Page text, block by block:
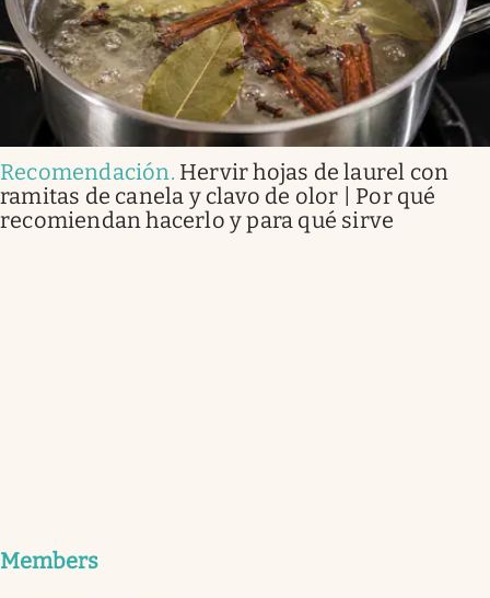
Recomendación. Hervir hojas de laurel con
ramitas de canela y clavo de olor | Por qué
recomiendan hacerlo y para qué sirve
Members